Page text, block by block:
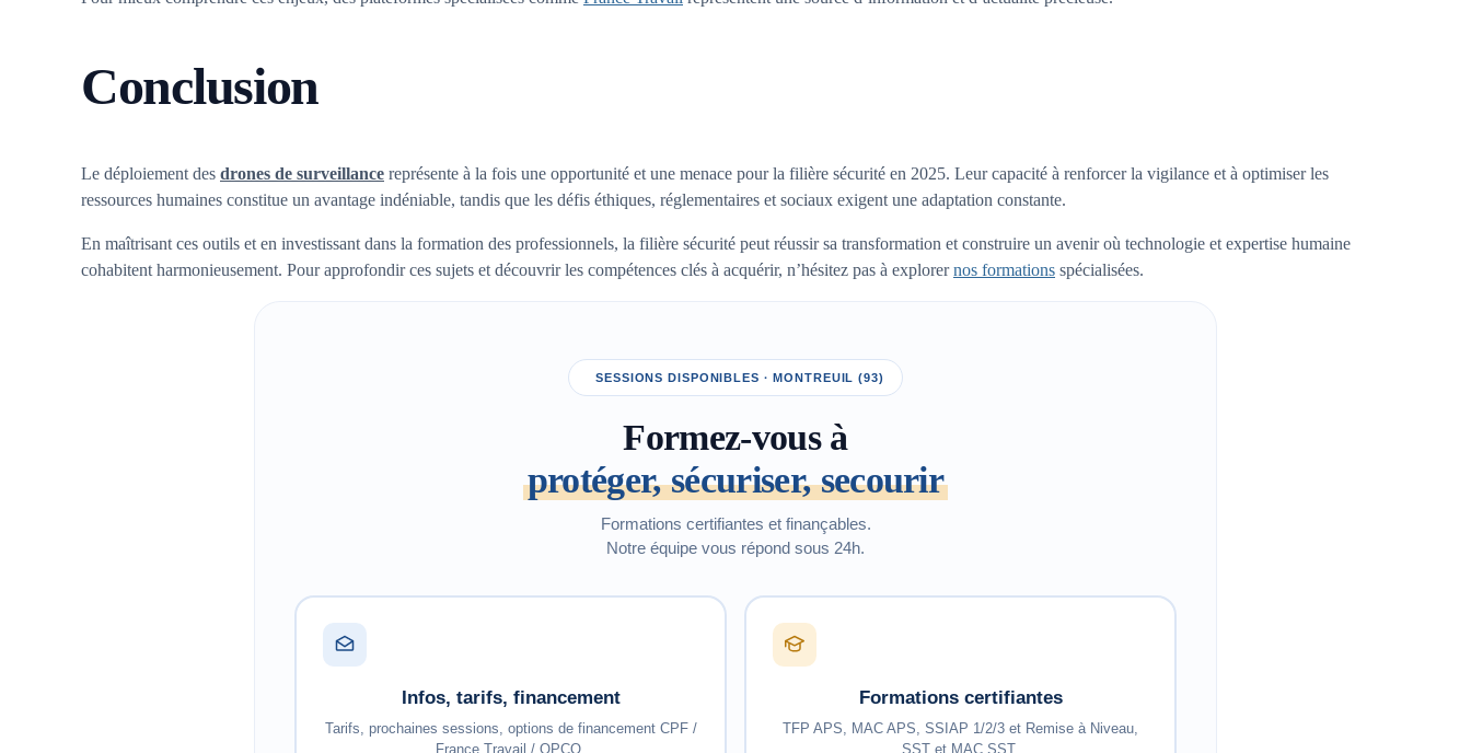
Conclusion
Le déploiement des drones de surveillance représente à la fois une opportunité et une menace pour la filière sécurité en 2025. Leur capacité à renforcer la vigilance et à optimiser les
ressources humaines constitue un avantage indéniable, tandis que les défis éthiques, réglementaires et sociaux exigent une adaptation constante.
En maîtrisant ces outils et en investissant dans la formation des professionnels, la filière sécurité peut réussir sa transformation et construire un avenir où technologie et expertise humaine
cohabitent harmonieusement. Pour approfondir ces sujets et découvrir les compétences clés à acquérir, n’hésitez pas à explorernos formations spécialisées.
SESSIONS DISPONIBLES · MONTREUIL (93)
Formez-vous à
protéger, sécuriser, secourir
Formations certifiantes et finançables.
Notre équipe vous répond sous 24h.
Infos, tarifs, financement
Tarifs, prochaines sessions, options de financement CPF /
France Travail / OPCO.
Formations certifiantes
TFP APS, MAC APS, SSIAP 1/2/3 et Remise à Niveau,
SST et MAC SST.